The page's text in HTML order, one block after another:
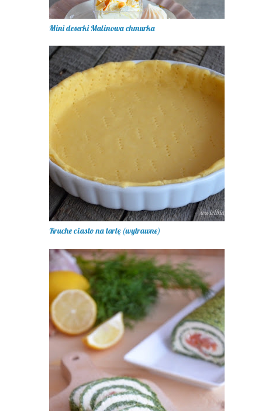
Mini deserki Malinowa chmurka
Kruche ciasto na tartę (wytrawne)